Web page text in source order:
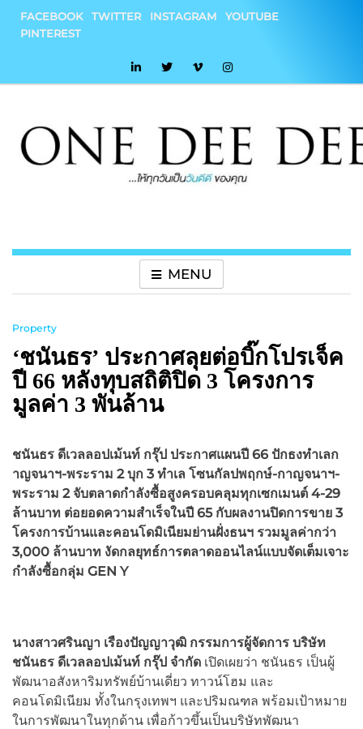
content
FACEBOOK TWITTER INSTAGRAM
YOUTUBE
PINTEREST
MENU
Property
‘ชนันธร’ ประกาศลุยต่อบิ๊กโปรเจ็ค
ปี 66 หลังทุบสถิติปิด 3 โครงการ
มูลค่า 3 พันล้าน
ชนันธร ดีเวลลอปเม้นท์ กรุ๊ป ประกาศแผนปี 66 ปักธงทำเลก
าญจนาฯ-พระราม 2 บุก 3 ทำเล โซนกัลปพฤกษ์-กาญจนาฯ-
พระราม 2 จับตลาดกำลังซื้อสูงครอบคลุมทุกเซกเมนต์ 4-29
ล้านบาท ต่อยอดความสำเร็จในปี 65 กับผลงานปิดการขาย 3
โครงการบ้านและคอนโดมิเนียมย่านฝั่งธนฯ รวมมูลค่ากว่า
3,000 ล้านบาท งัดกลยุทธ์การตลาดออนไลน์แบบจัดเต็มเจาะ
กำลังซื้อกลุ่ม GEN Y
นางสาวศรินญา เรืองปัญญาวุฒิ กรรมการผู้จัดการ บริษัท
ชนันธร ดีเวลลอปเม้นท์ กรุ๊ป จำกัด เปิดเผยว่า ชนันธร เป็นผู้
พัฒนาอสังหาริมทรัพย์บ้านเดี่ยว ทาวน์โฮม และ
คอนโดมิเนียม ทั้งในกรุงเทพฯ และปริมณฑล พร้อมเป้าหมาย
ในการพัฒนาในทุกด้าน เพื่อก้าวขึ้นเป็นบริษัทพัฒนา